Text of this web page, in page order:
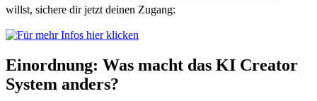
willst, sichere dir jetzt deinen Zugang:
Einordnung: Was macht das KI Creator
System anders?